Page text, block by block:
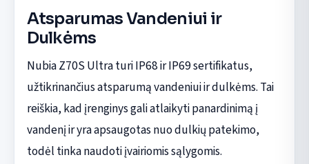
Atsparumas Vandeniui ir
Dulkėms
Nubia Z70S Ultra turi IP68 ir IP69 sertifikatus,
užtikrinančius atsparumą vandeniui ir dulkėms. Tai
reiškia, kad įrenginys gali atlaikyti panardinimą į
vandenį ir yra apsaugotas nuo dulkių patekimo,
todėl tinka naudoti įvairiomis sąlygomis.